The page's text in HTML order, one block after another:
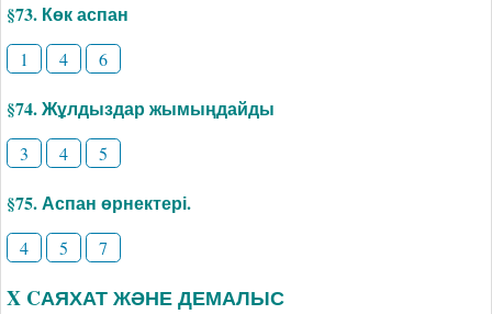
§73. Көк аспан
1 4 6
§74. Жұлдыздар жымыңдайды
3 4 5
§75. Аспан өрнектері.
4 5 7
X CАЯХАТ ЖӘНЕ ДЕМАЛЫС